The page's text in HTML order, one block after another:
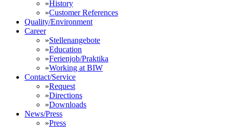
»History
»Customer References
Quality/Environment
Career
»Stellenangebote
»Education
»Ferienjob/Praktika
»Working at BIW
Contact/Service
»Request
»Directions
»Downloads
News/Press
»Press